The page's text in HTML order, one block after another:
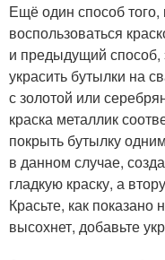
Ещё один способ того,
воспользоваться
и предыдущий способ,
украсить бутылки на
с золотой или
краска металлик
покрыть бутылку
в данном случае,
гладкую краску, а
Красьте, как показано
высохнет, добавьте